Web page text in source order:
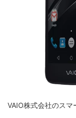
VAIO株式会社のスマ